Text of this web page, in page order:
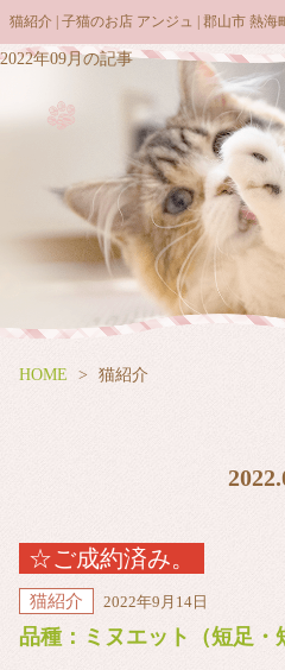
猫紹介 | 子猫のお店 アンジュ | 郡山市 熱海
2022年09月の記事
HOME 猫紹介
☆ご成約済み。
猫紹介 2022年9月14日
品種：ミヌエット（短足・